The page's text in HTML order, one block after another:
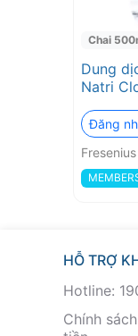
Chai
Dung
Natri
sung
nước
Đăng
HỖ TRỢ
Hotline:
Chính